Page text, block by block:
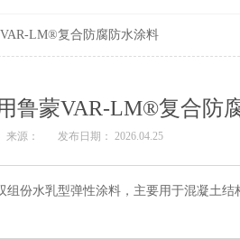
LM®复合防腐防水涂料
鲁蒙VAR-LM®复合防
来源： 发布日期： 2026.04.25
份水乳型弹性涂料，主要用于混凝土